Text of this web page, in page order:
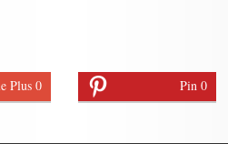
Plus 0 Pin 0